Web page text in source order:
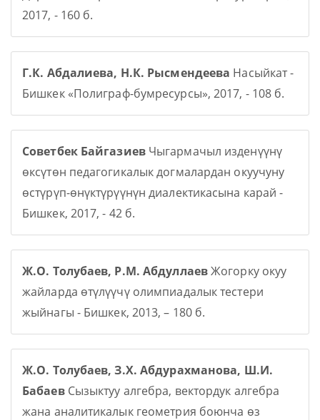
2017, - 160 б.
Г.К. Абдалиева, Н.К. Рысмендеева Насыйкат -
Бишкек «Полиграф-бумресурсы», 2017, - 108 б.
Советбек БайгазиевЧыгармачыл изденүүнү
өксүтөн педагогикалык догмалардан окуучуну
өстүрүп-өнүктүрүүнүн диалектикасына карай -
Бишкек, 2017, - 42 б.
Ж.О. Толубаев, Р.М. АбдуллаевЖогорку окуу
жайларда өтүлүүчү олимпиадалык тестери
жыйнагы - Бишкек, 2013, – 180 б.
Ж.О. Толубаев, З.Х. Абдурахманова, Ш.И.
БабаевСызыктуу алгебра, вектордук алгебра
жана аналитикалык геометрия боюнча өз